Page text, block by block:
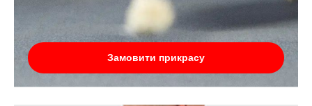
Замовити прикрасу